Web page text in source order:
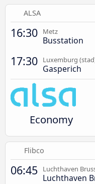
ALSA
16:30 Metz
Busstation
17:30 Luxemburg
Gasperich
Economy
Flibco
06:45 Luchthaven
Luchthaven